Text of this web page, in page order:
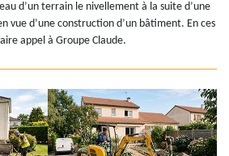
d’un terrain le nivellement à la suite d’une
vue d’une construction d’un bâtiment. En ces
appel à Groupe Claude.